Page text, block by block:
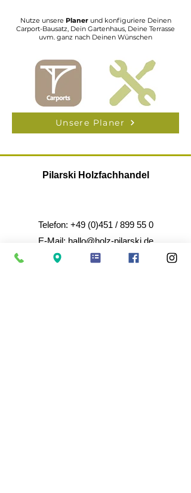
Nutze unsere Planerund konfiguriere Deinen
Carport-Bausatz, Dein Gartenhaus, Deine Terrasse
uvm. ganz nach Deinen Wünschen
Unsere Planer
Pilarski Holzfachhandel
Telefon: +49 (0)451 / 899 55 0
E-Mail: hallo@holz-pilarski.de
Homepage:
www.holz-pilarski.de